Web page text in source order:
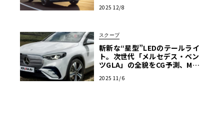
化
2025 12/8
スクープ
斬新な“星型”LEDのテールライ
ト。次世代「メルセデス・ベン
ツGLA」の全貌をCG予測、MMA
2025 11/6